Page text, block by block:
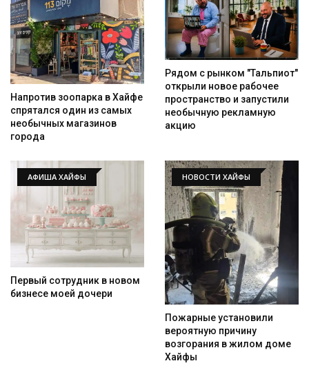
Напротив зоопарка в Хайфе
спрятался один из самых
необычных магазинов
города
Рядом с рынком "Тальпиот"
открыли новое рабочее
пространство и запустили
необычную рекламную
акцию
АФИША ХАЙФЫ
Первый сотрудник в новом
бизнесе моей дочери
НОВОСТИ ХАЙФЫ
Пожарные установили
вероятную причину
возгорания в жилом доме
Хайфы